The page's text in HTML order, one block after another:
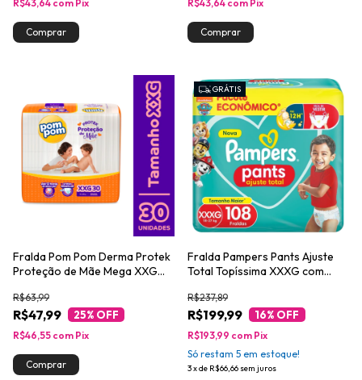
R$43,64 com Pix R$43,64 com Pix
Fralda Pom Pom Derma Protek
Proteção de Mãe Mega XXG
R$47,99
R$63,99
25% OFF
R$46,55 com Pix
GRÁTIS
Fralda Pampers Pants Ajuste
Total Topíssima XXXG com
R$199,99
R$237,89
16% OFF
3xde R$66,66 sem juros
R$193,99 com Pix
Só restam 5 em estoque!